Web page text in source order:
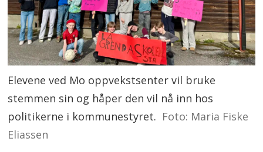
Elevene ved Mo oppvekstsenter vil bruke
stemmen sin og håper den vil nå inn hos
politikerne i kommunestyret. Foto: Maria Fiske
Eliassen